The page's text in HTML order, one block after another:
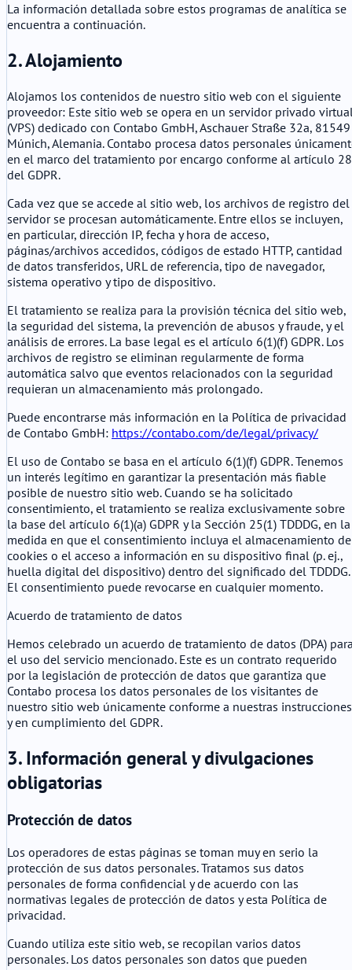
La información detallada sobre estos programas de analítica se
encuentra a continuación.
2. Alojamiento
Alojamos los contenidos de nuestro sitio web con el siguiente
proveedor: Este sitio web se opera en un servidor privado
(VPS) dedicado con Contabo GmbH, Aschauer Straße 32a, 81549
Múnich, Alemania. Contabo procesa datos personales
en el marco del tratamiento por encargo conforme al artículo 28
del GDPR.
Cada vez que se accede al sitio web, los archivos de registro del
servidor se procesan automáticamente. Entre ellos se incluyen,
en particular, dirección IP, fecha y hora de acceso,
páginas/archivos accedidos, códigos de estado HTTP, cantidad
de datos transferidos, URL de referencia, tipo de navegador,
sistema operativo y tipo de dispositivo.
El tratamiento se realiza para la provisión técnica del sitio web,
la seguridad del sistema, la prevención de abusos y fraude, y el
análisis de errores. La base legal es el artículo 6(1)(f) GDPR. Los
archivos de registro se eliminan regularmente de forma
automática salvo que eventos relacionados con la seguridad
requieran un almacenamiento más prolongado.
Puede encontrarse más información en la Política de privacidad
de Contabo GmbH: https://contabo.com/de/legal/privacy/
El uso de Contabo se basa en el artículo 6(1)(f) GDPR. Tenemos
un interés legítimo en garantizar la presentación más fiable
posible de nuestro sitio web. Cuando se ha solicitado
consentimiento, el tratamiento se realiza exclusivamente sobre
la base del artículo 6(1)(a) GDPR y la Sección 25(1) TDDDG, en la
medida en que el consentimiento incluya el almacenamiento de
cookies o el acceso a información en su dispositivo final (p. ej.,
huella digital del dispositivo) dentro del significado del TDDDG.
El consentimiento puede revocarse en cualquier momento.
Acuerdo de tratamiento de datos
Hemos celebrado un acuerdo de tratamiento de datos (DPA)
el uso del servicio mencionado. Este es un contrato requerido
por la legislación de protección de datos que garantiza que
Contabo procesa los datos personales de los visitantes de
nuestro sitio web únicamente conforme a nuestras instrucciones
y en cumplimiento del GDPR.
3. Información general y divulgaciones
obligatorias
Protección de datos
Los operadores de estas páginas se toman muy en serio la
protección de sus datos personales. Tratamos sus datos
personales de forma confidencial y de acuerdo con las
normativas legales de protección de datos y esta Política de
privacidad.
Cuando utiliza este sitio web, se recopilan varios datos
personales. Los datos personales son datos que pueden